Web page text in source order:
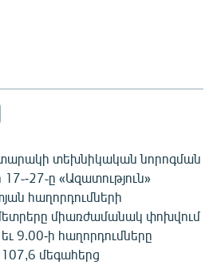
տեխնիկական նորոգման
27֊ը «Ազատություն»
հաղորդումների
միառժամանակ փոխվում
9.00-ի հաղորդումները
մեգահերց